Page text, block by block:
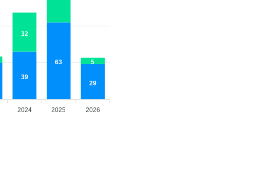
2024 2025 2026
39
63
29
32
5